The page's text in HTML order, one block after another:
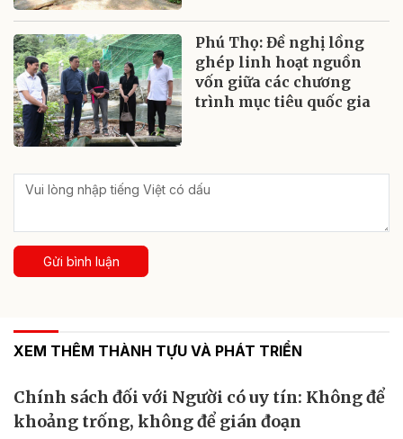
Phú Thọ: Đề nghị lồng
ghép linh hoạt nguồn
vốn giữa các chương
trình mục tiêu quốc gia
Gửi bình luận
XEM THÊM THÀNH TỰU VÀ PHÁT TRIỂN
Chính sách đối với Người có uy tín: Không để
khoảng trống, không để gián đoạn